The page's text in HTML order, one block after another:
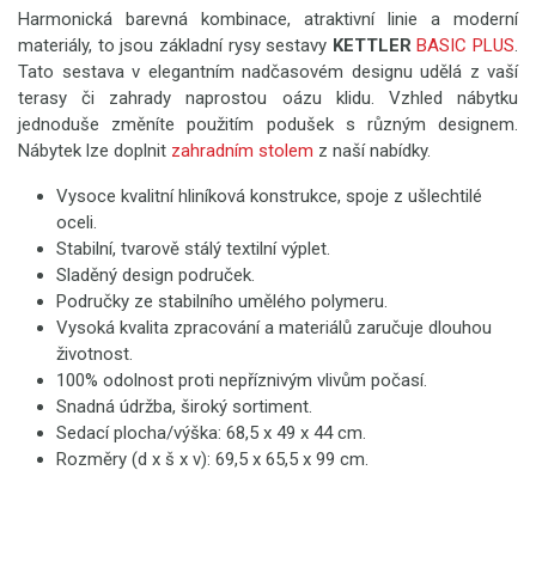
Harmonická barevná kombinace, atraktivní linie a moderní
materiály, to jsou základní rysy sestavy KETTLER BASIC PLUS.
Tato sestava v elegantním nadčasovém designu udělá z vaší
terasy či zahrady naprostou oázu klidu. Vzhled nábytku
jednoduše změníte použitím podušek s různým designem.
Nábytek lze doplnit zahradním stolem z naší nabídky.
Vysoce kvalitní hliníková konstrukce, spoje z ušlechtilé
oceli.
Stabilní, tvarově stálý textilní výplet.
Sladěný design područek.
Područky ze stabilního umělého polymeru.
Vysoká kvalita zpracování a materiálů zaručuje dlouhou
životnost.
100% odolnost proti nepříznivým vlivům počasí.
Snadná údržba, široký sortiment.
Sedací plocha/výška: 68,5 x 49 x 44 cm.
Rozměry (d x š x v): 69,5 x 65,5 x 99 cm.